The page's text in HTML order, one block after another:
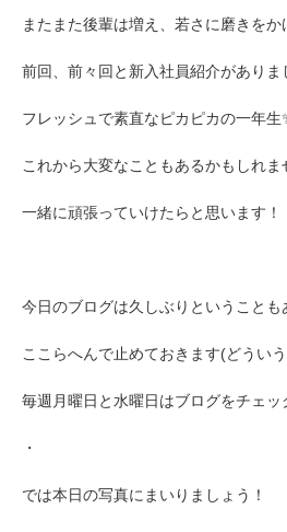
またまた後輩は増え、若さに磨きを
前回、前々回と新入社員紹介がありま
フレッシュで素直なピカピカの一年生
これから大変なこともあるかもしれま
一緒に頑張っていけたらと思います！
今日のブログは久しぶりということも
ここらへんで止めておきます(どうい
毎週月曜日と水曜日はブログをチェ
・
では本日の写真にまいりましょう！